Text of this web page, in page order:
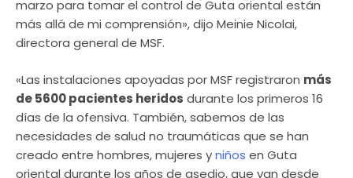
marzo para tomar el control de Guta oriental están
más allá de mi comprensión», dijo Meinie Nicolai,
directora general de MSF.
«Las instalaciones apoyadas por MSF registraron más
de 5600 pacientes heridos durante los primeros 16
días de la ofensiva. También, sabemos de las
necesidades de salud no traumáticas que se han
creado entre hombres, mujeres yniños en Guta
oriental durante los años de asedio, que van desde